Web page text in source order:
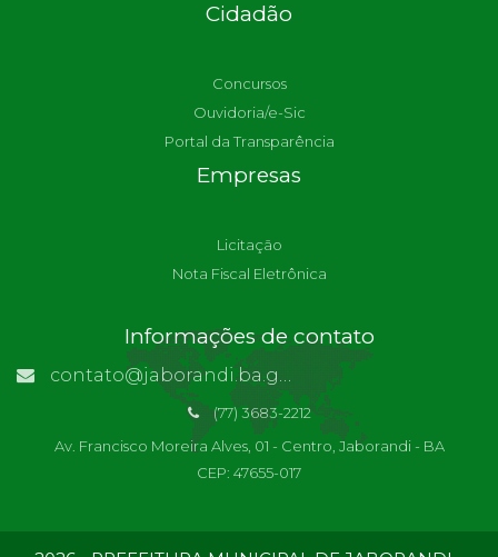
Cidadão
Concursos
Ouvidoria/e-Sic
Portal da Transparência
Empresas
Licitação
Nota Fiscal Eletrônica
Informações de contato
contato@jaborandi.ba.gov.br | Funcionário Responsável: Ronaldo Da Paz Dourado
(77) 3683-2212
Av. Francisco Moreira Alves, 01 - Centro, Jaborandi - BA
CEP: 47655-017